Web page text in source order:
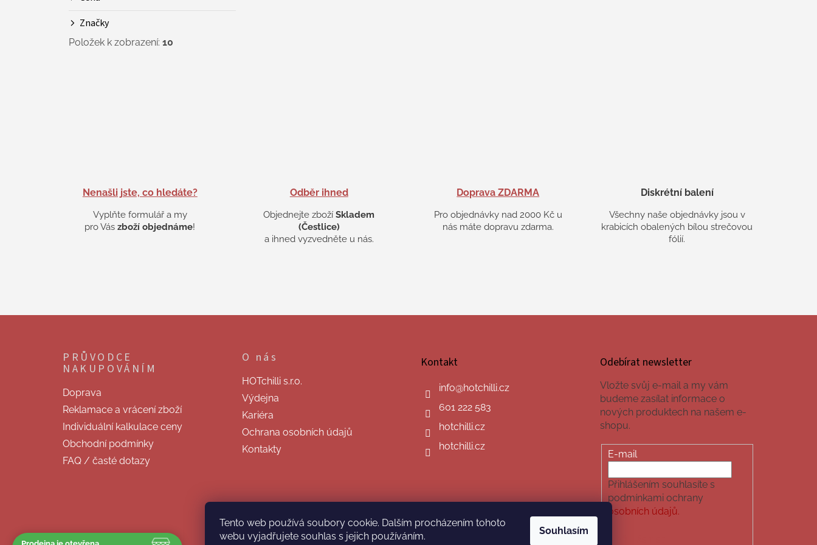
Tento web používá soubory cookie. Dalším procházením tohoto
webu vyjadřujete souhlas s jejich používáním.
Souhlasím
Značky
Položek k zobrazení: 10
Nenašli jste, co hledáte?
Vyplňte formulář a my
pro Vászboží objednáme!
Odběr ihned
Objednejte zbožíSkladem
(Čestlice)
a ihned vyzvedněte u nás.
Doprava ZDARMA
Pro objednávky nad 2000 Kč u
nás máte dopravu zdarma.
Diskrétní balení
Všechny naše objednávky jsou v
krabicích obalených bílou strečovou
fólií.
Z
PRŮVODCE
NAKUPOVÁNÍM
Doprava
Reklamace a vrácení zboží
Individuální kalkulace ceny
Obchodní podmínky
FAQ / časté dotazy
O nás
HOTchilli s.r.o.
Výdejna
Kariéra
Ochrana osobních údajů
Kontakty
Kontakt
info@hotchilli.cz
601 222 583
hotchilli.cz
hotchilli.cz
Odebírat newsletter
Vložte svůj e-mail a my vám
budeme zasílat informace o
nových produktech na našem e-
shopu.
E-mail
Přihlášením souhlasíte s
podmínkami ochrany
osobních údajů.